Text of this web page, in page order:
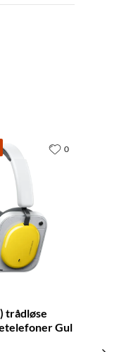
trådløse
Gul
0